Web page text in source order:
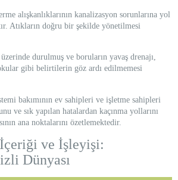
alışkanlıklarının kanalizasyon sorunlarına yol
Atıkların doğru bir şekilde yönetilmesi
durulmuş ve boruların yavaş drenajı,
gibi belirtilerin göz ardı edilmemesi
bakımının ev sahipleri ve işletme sahipleri
ve sık yapılan hatalardan kaçınma yollarını
ana noktalarını özetlemektedir.
ve İşleyişi:
Dünyası